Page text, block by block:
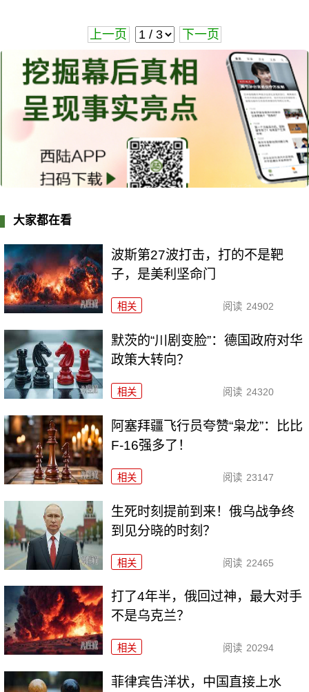
上一页 下一页
大家都在看
波斯第27波打击，打的不是靶
子，是美利坚命门
相关 阅读 24902
默茨的“川剧变脸”：德国政府对华
政策大转向？
相关 阅读 24320
阿塞拜疆飞行员夸赞“枭龙”：比比
F-16强多了！
相关 阅读 23147
生死时刻提前到来！俄乌战争终
到见分晓的时刻？
相关 阅读 22465
打了4年半，俄回过神，最大对手
不是乌克兰？
相关 阅读 20294
菲律宾告洋状，中国直接上水